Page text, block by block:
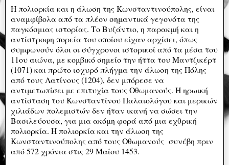
Η πολιορκία και η άλωση της Κωνσταντινούπολης, είναι
αναμφίβολα από τα πλέον σημαντικά γεγονότα της
παγκόσμιας ιστορίας. Το Βυζάντιο, η παρακμή και η
αντίστροφη πορεία του οποίου είχαν αρχίσει, όπως
συμφωνούν όλοι οι σύγχρονοι ιστορικοί από τα μέσα του
11ου αιώνα, με κομβικό σημείο την ήττα του Μαντζικέρτ
(1071) και πρώτο ισχυρό πλήγμα την άλωση της Πόλης
από τους Λατίνους (1204), δεν μπόρεσε να
αντιμετωπίσει με επιτυχία τους Οθωμανούς. Η ηρωική
αντίσταση του Κωνσταντίνου Παλαιολόγου και μερικών
χιλιάδων πολεμιστών δεν ήταν ικανή να σώσει την
Βασιλεύουσα, για μια ακόμη φορά από μια εχθρική
πολιορκία. Η πολιορκία και την άλωση της
Κωνσταντινούπολης από τους Οθωμανούς συνέβη πριν
από 572 χρόνια στις 29 Μαίου 1453.